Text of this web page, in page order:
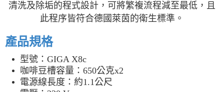
清洗及除垢的程式設計，可將繁複流程減至最低，且
此程序皆符合德國萊茵的衛生標準。
產品規格
型號：GIGA X8c
咖啡豆槽容量：650公克x2
電源線長度：約1.1公尺